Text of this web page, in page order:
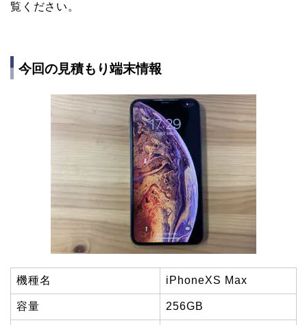
覧ください。
今回の見積もり端末情報
機種名 iPhoneXS Max
容量 256GB